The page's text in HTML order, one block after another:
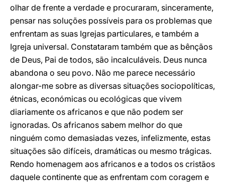
olhar de frente a verdade e procuraram, sinceramente,
pensar nas soluções possíveis para os problemas que
enfrentam as suas Igrejas particulares, e também a
Igreja universal. Constataram também que as bênçãos
de Deus, Pai de todos, são incalculáveis. Deus nunca
abandona o seu povo. Não me parece necessário
alongar-me sobre as diversas situações sociopolíticas,
étnicas, económicas ou ecológicas que vivem
diariamente os africanos e que não podem ser
ignoradas. Os africanos sabem melhor do que
ninguém como demasiadas vezes, infelizmente, estas
situações são difíceis, dramáticas ou mesmo trágicas.
Rendo homenagem aos africanos e a todos os cristãos
daquele continente que as enfrentam com coragem e